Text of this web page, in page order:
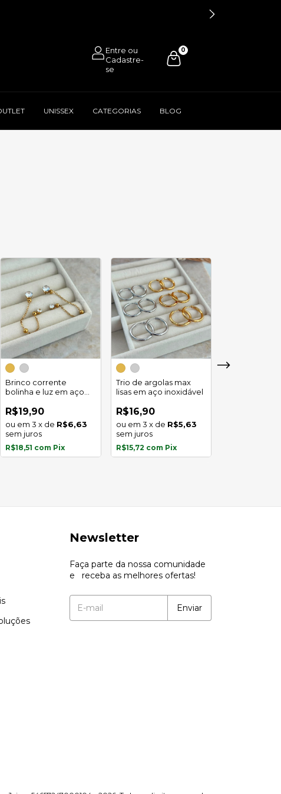
0
UNISSEX CATEGORIAS BLOG
Brinco corrente
bolinha e luz em aço
R$19,90
3 x de R$6,63
sem juros
R$18,51 com Pix
Trio de argolas max
lisas em aço inoxidável
R$16,90
3 x de R$5,63
sem juros
R$15,72 com Pix
Trio de argola
Newsletter
Faça parte da nossa comunidade
e receba as melhores ofertas!